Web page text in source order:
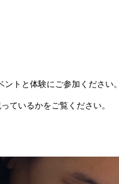
ントと体験にご参加ください
ているかをご覧ください。